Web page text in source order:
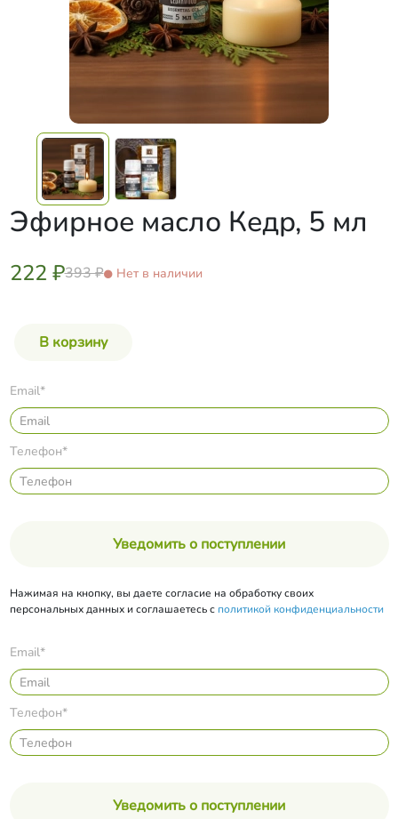
Эфирное масло Кедр, 5 мл
222 ₽393 ₽ Нет в наличии
Email*
Телефон*
Уведомить о поступлении
Нажимая на кнопку, вы даете согласие на обработку своих
персональных данных и соглашаетесь с политикой конфиденциальности
Email*
Телефон*
Уведомить о поступлении